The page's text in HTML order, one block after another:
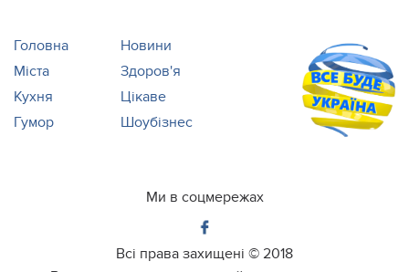
Головна
Новини
Міста
Здоров'я
Кухня
Цікаве
Гумор
Шоубізнес
Ми в соцмережах
Всі права захищені © 2018